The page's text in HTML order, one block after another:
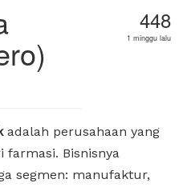
448
1 minggu lalu
adalah perusahaan yang
farmasi. Bisnisnya
segmen: manufaktur,